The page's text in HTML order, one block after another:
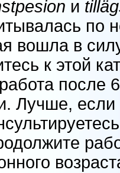
и
по
вошла в
к этой
после
Лучше,